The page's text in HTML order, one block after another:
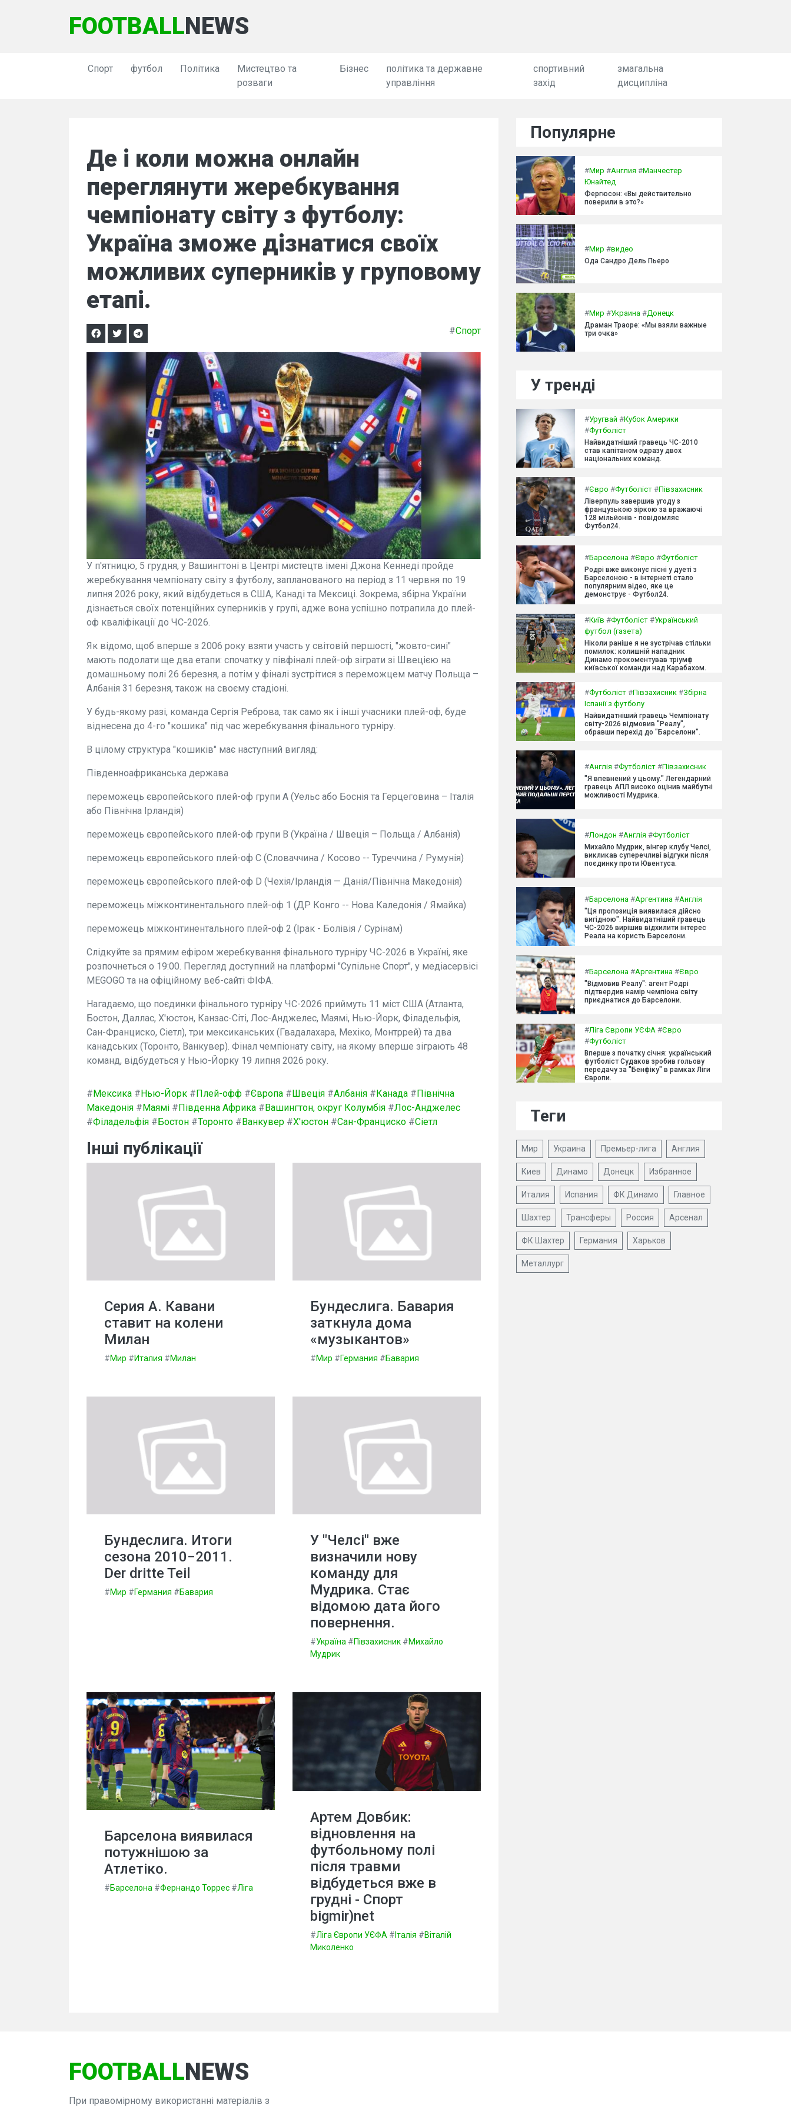
FOOTBALLNEWS
Спорт футбол Політика
Мистецтво та
розваги
Бізнес
політика та державне
управління
спортивний
захід
змагальна
дисципліна
Де і коли можна онлайн
переглянути жеребкування
чемпіонату світу з футболу:
Україна зможе дізнатися своїх
можливих суперників у груповому
етапі.
#Спорт
У п'ятницю, 5 грудня, у Вашингтоні в Центрі мистецтв імені Джона Кеннеді пройде
жеребкування чемпіонату світу з футболу, запланованого на період з 11 червня по 19
липня 2026 року, який відбудеться в США, Канаді та Мексиці. Зокрема, збірна України
дізнається своїх потенційних суперників у групі, адже вона успішно потрапила до плей-
оф кваліфікації до ЧС-2026.
Як відомо, щоб вперше з 2006 року взяти участь у світовій першості, "жовто-сині"
мають подолати ще два етапи: спочатку у півфіналі плей-оф зіграти зі Швецією на
домашньому полі 26 березня, а потім у фіналі зустрітися з переможцем матчу Польща –
Албанія 31 березня, також на своєму стадіоні.
У будь-якому разі, команда Сергія Реброва, так само як і інші учасники плей-оф, буде
віднесена до 4-го "кошика" під час жеребкування фінального турніру.
В цілому структура "кошиків" має наступний вигляд:
Південноафриканська держава
переможець європейського плей-оф групи А (Уельс або Боснія та Герцеговина – Італія
або Північна Ірландія)
переможець європейського плей-оф групи В (Україна / Швеція – Польща / Албанія)
переможець європейського плей-оф С (Словаччина / Косово -- Туреччина / Румунія)
переможець європейського плей-оф D (Чехія/Ірландія — Данія/Північна Македонія)
переможець міжконтинентального плей-оф 1 (ДР Конго -- Нова Каледонія / Ямайка)
переможець міжконтинентального плей-оф 2 (Ірак - Болівія / Сурінам)
Слідкуйте за прямим ефіром жеребкування фінального турніру ЧС-2026 в Україні, яке
розпочнеться о 19:00. Перегляд доступний на платформі "Супільне Спорт", у медіасервісі
MEGOGO та на офіційному веб-сайті ФІФА.
Нагадаємо, що поєдинки фінального турніру ЧС-2026 приймуть 11 міст США (Атланта,
Бостон, Даллас, Х'юстон, Канзас-Сіті, Лос-Анджелес, Маямі, Нью-Йорк, Філадельфія,
Сан-Франциско, Сіетл), три мексиканських (Гвадалахара, Мехіко, Монтррей) та два
канадських (Торонто, Ванкувер). Фінал чемпіонату світу, на якому вперше зіграють 48
команд, відбудеться у Нью-Йорку 19 липня 2026 року.
#Мексика #Нью-Йорк #Плей-офф #Європа #Швеція #Албанія #Канада #Північна
Македонія #Маямі #Південна Африка #Вашингтон, округ Колумбія #Лос-Анджелес
#Філадельфія #Бостон #Торонто #Ванкувер #Х'юстон #Сан-Франциско #Сіетл
Інші публікації
Серия А. Кавани
ставит на колени
Милан
#Мир #Италия #Милан
Бундеслига. Бавария
заткнула дома
«музыкантов»
#Мир #Германия #Бавария
Бундеслига. Итоги
сезона 2010−2011.
Der dritte Teil
#Мир #Германия #Бавария
У "Челсі" вже
визначили нову
команду для
Мудрика. Стає
відомою дата його
повернення.
#Україна #Півзахисник #Михайло
Мудрик
Барселона виявилася
потужнішою за
Атлетіко.
#Барселона #Фернандо Торрес #Ліга
Артем Довбик:
відновлення на
футбольному полі
після травми
відбудеться вже в
грудні - Спорт
bigmir)net
#Ліга Європи УЄФА # Італія #Віталій
Миколенко
Популярне
#Мир #Англия #Манчестер
Юнайтед
Фергюсон: «Вы действительно
поверили в это?»
#Мир #видео
Ода Сандро Дель Пьеро
#Мир #Украина #Донецк
Драман Траоре: «Мы взяли важные
три очка»
У тренді
#Уругвай #Кубок Америки
#Футболіст
Найвидатніший гравець ЧС-2010
став капітаном одразу двох
національних команд.
#Євро #Футболіст #Півзахисник
Ліверпуль завершив угоду з
французькою зіркою за вражаючі
128 мільйонів - повідомляє
Футбол24.
#Барселона #Євро #Футболіст
Родрі вже виконує пісні у дуеті з
Барселоною - в інтернеті стало
популярним відео, яке це
демонструє - Футбол24.
#Київ #Футболіст #Український
футбол (газета)
Ніколи раніше я не зустрічав стільки
помилок: колишній нападник
Динамо прокоментував тріумф
київської команди над Карабахом.
#Футболіст #Півзахисник #Збірна
Іспанії з футболу
Найвидатніший гравець Чемпіонату
світу-2026 відмовив "Реалу",
обравши перехід до "Барселони".
#Англія #Футболіст #Півзахисник
"Я впевнений у цьому." Легендарний
гравець АПЛ високо оцінив майбутні
можливості Мудрика.
#Лондон #Англія #Футболіст
Михайло Мудрик, вінгер клубу Челсі,
викликав суперечливі відгуки після
поєдинку проти Ювентуса.
#Барселона #Аргентина #Англія
"Ця пропозиція виявилася дійсно
вигідною". Найвидатніший гравець
ЧС-2026 вирішив відхилити інтерес
Реала на користь Барселони.
#Барселона #Аргентина #Євро
"Відмовив Реалу": агент Родрі
підтвердив намір чемпіона світу
приєднатися до Барселони.
#Ліга Європи УЄФА #Євро
#Футболіст
Вперше з початку січня: український
футболіст Судаков зробив гольову
передачу за "Бенфіку" в рамках Ліги
Європи.
Теги
Мир Украина Премьер-лига Англия
Киев Динамо Донецк Избранное
Италия Испания ФК Динамо Главное
Шахтер Трансферы Россия Арсенал
ФК Шахтер Германия Харьков
Металлург
FOOTBALLNEWS
При правомірному використанні матеріалів з